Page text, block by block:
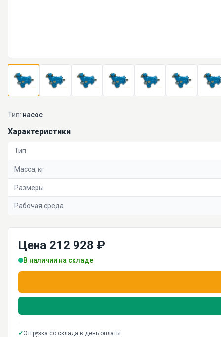
Тип: насос
Характеристики
Тип
Масса, кг
Размеры
Рабочая среда
Цена 212 928 ₽
В наличии на складе
✓Отгрузка со склада в день оплаты